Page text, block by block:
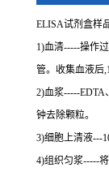
ELISA试剂盒样
1)血清-----操作
管。收集血液后,
2)血浆-----EDTA
钟去除颗粒。
3)细胞上清液---
4)组织匀浆-----